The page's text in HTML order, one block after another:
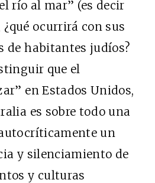
río al mar” (es decir
ocurrirá con sus
de habitantes judíos?
que el
en Estados Unidos,
es sobre todo una
un
y silenciamiento de
y culturas